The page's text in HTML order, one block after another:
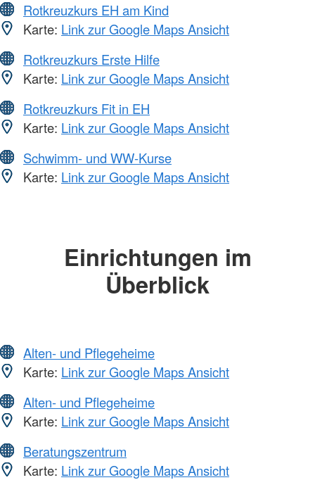
Rotkreuzkurs EH am Kind
Karte: Link zur Google Maps Ansicht
Rotkreuzkurs Erste Hilfe
Karte: Link zur Google Maps Ansicht
Rotkreuzkurs Fit in EH
Karte: Link zur Google Maps Ansicht
Schwimm- und WW-Kurse
Karte: Link zur Google Maps Ansicht
Einrichtungen im
Überblick
Alten- und Pflegeheime
Karte: Link zur Google Maps Ansicht
Alten- und Pflegeheime
Karte: Link zur Google Maps Ansicht
Beratungszentrum
Karte: Link zur Google Maps Ansicht